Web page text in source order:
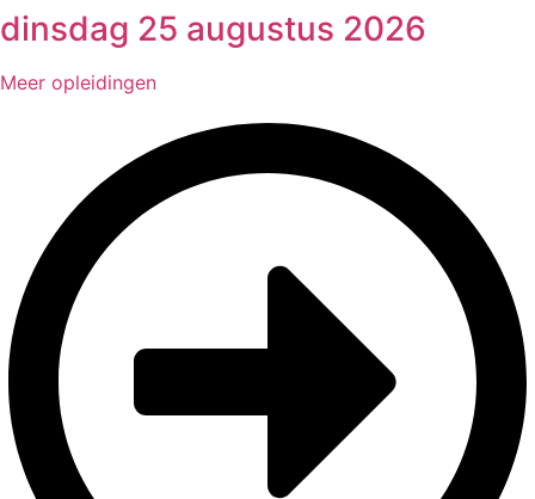
dinsdag 25 augustus 2026
Meer opleidingen